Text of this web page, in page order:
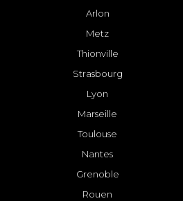
Arlon
Metz
Thionville
Strasbourg
Lyon
Marseille
Toulouse
Nantes
Grenoble
Rouen